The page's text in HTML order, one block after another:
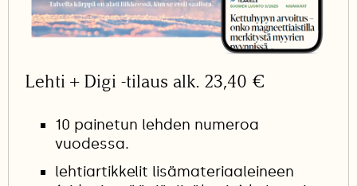
Lehti + Digi -tilaus alk. 23,40 €
10 painetun lehden numeroa
vuodessa.
lehtiartikkelit lisämateriaaleineen